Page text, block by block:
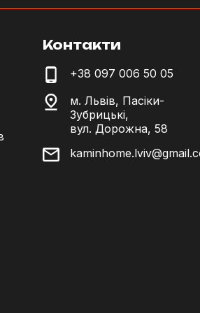
Контакти
+38 097 006 50 05
м. Львів, Пасіки-
Зубрицькі,
вул. Дорожна, 58